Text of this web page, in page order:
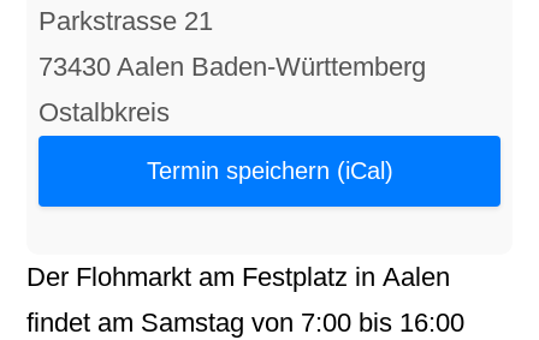
Parkstrasse 21
73430 Aalen Baden-Württemberg
Ostalbkreis
Termin speichern (iCal)
Der Flohmarkt am Festplatz inAalen
findet am Samstag von 7:00 bis 16:00